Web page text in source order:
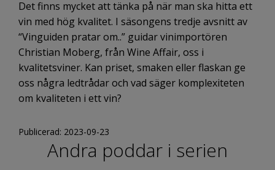
Det finns mycket att tänka på när man ska hitta ett
vin med hög kvalitet. I säsongens tredje avsnitt av
“Vinguiden pratar om..” guidar vinimportören
Christian Moberg, från Wine Affair, oss i
kvalitetsviner. Kan priset, smaken eller flaskan ge
oss några ledtrådar och vad säger komplexiteten
om kvaliteten i ett vin?
Publicerad: 2023-09-23
Andra poddar i serien